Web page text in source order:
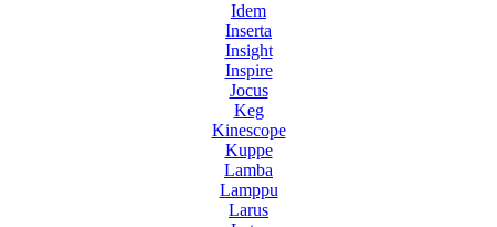
Idem
Inserta
Insight
Inspire
Jocus
Keg
Kinescope
Kuppe
Lamba
Lamppu
Larus